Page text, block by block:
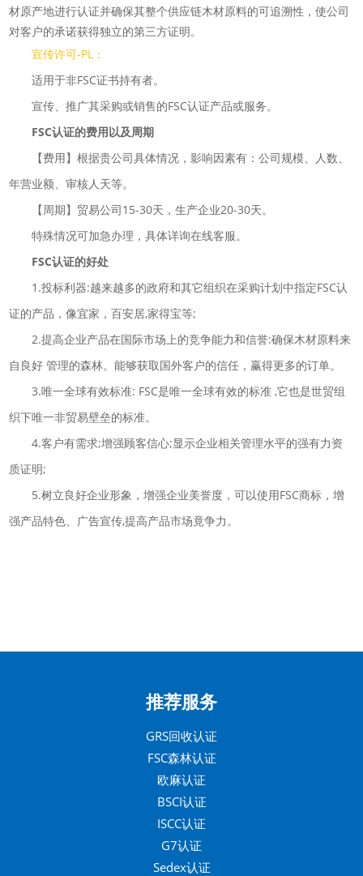
材原产地进行认证并确保其整个供应链木材原料的可追溯性，使公司
对客户的承诺获得独立的第三方证明。
宣传许可-PL：
适用于非FSC证书持有者。
宣传、推广其采购或销售的FSC认证产品或服务。
FSC认证的费用以及周期
【费用】根据贵公司具体情况，影响因素有：公司规模、人数、
年营业额、审核人天等。
【周期】贸易公司15-30天，生产企业20-30天。
特殊情况可加急办理，具体详询在线客服。
FSC认证的好处
1.投标利器:越来越多的政府和其它组织在采购计划中指定FSC认
证的产品，像宜家，百安居,家得宝等;
2.提高企业产品在国际市场上的竞争能力和信誉:确保木材原料来
自良好 管理的森林。能够获取国外客户的信任，赢得更多的订单。
3.唯一全球有效标准: FSC是唯一全球有效的标准 ,它也是世贸组
织下唯一非贸易壁垒的标准。
4.客户有需求;增强顾客信心;显示企业相关管理水平的强有力资
质证明;
5.树立良好企业形象，增强企业美誉度，可以使用FSC商标，增
强产品特色、广告宣传,提高产品市场竟争力。
推荐服务
GRS回收认证
FSC森林认证
欧麻认证
BSCI认证
ISCC认证
G7认证
Sedex认证